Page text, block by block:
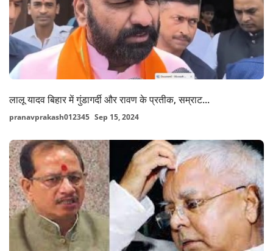
लालू यादव बिहार में गुंडागर्दी और रावण के प्रतीक, सम्राट...
pranavprakash012345 Sep 15, 2024